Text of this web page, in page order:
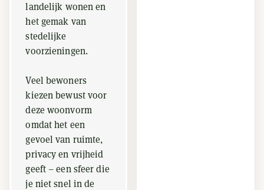
landelijk wonen en
het gemak van
stedelijke
voorzieningen.
Veel bewoners
kiezen bewust voor
deze woonvorm
omdat het een
gevoel van ruimte,
privacy en vrijheid
geeft – een sfeer die
je niet snel in de